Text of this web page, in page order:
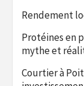
Rendement
Protéines en
mythe et
Courtier à